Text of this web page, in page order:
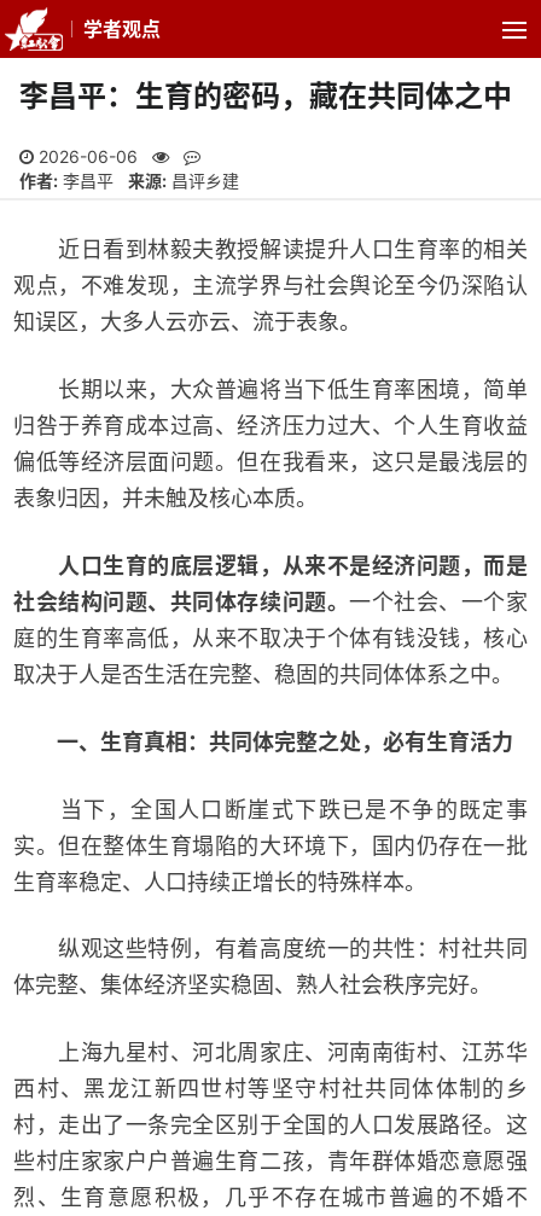
学者观点
李昌平：生育的密码，藏在共同体之中
2026-06-06
作者: 李昌平 来源: 昌评乡建
近日看到林毅夫教授解读提升人口生育率的相关
观点，不难发现，主流学界与社会舆论至今仍深陷认
知误区，大多人云亦云、流于表象。
长期以来，大众普遍将当下低生育率困境，简单
归咎于养育成本过高、经济压力过大、个人生育收益
偏低等经济层面问题。但在我看来，这只是最浅层的
表象归因，并未触及核心本质。
人口生育的底层逻辑，从来不是经济问题，而是
社会结构问题、共同体存续问题。一个社会、一个家
庭的生育率高低，从来不取决于个体有钱没钱，核心
取决于人是否生活在完整、稳固的共同体体系之中。
一、生育真相：共同体完整之处，必有生育活力
当下，全国人口断崖式下跌已是不争的既定事
实。但在整体生育塌陷的大环境下，国内仍存在一批
生育率稳定、人口持续正增长的特殊样本。
纵观这些特例，有着高度统一的共性：村社共同
体完整、集体经济坚实稳固、熟人社会秩序完好。
上海九星村、河北周家庄、河南南街村、江苏华
西村、黑龙江新四世村等坚守村社共同体体制的乡
村，走出了一条完全区别于全国的人口发展路径。这
些村庄家家户户普遍生育二孩，青年群体婚恋意愿强
烈、生育意愿积极，几乎不存在城市普遍的不婚不